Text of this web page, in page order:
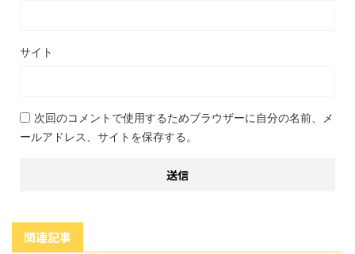
サイト
次回のコメントで使用するためブラウザーに自分の名前、メ
ールアドレス、サイトを保存する。
関連記事